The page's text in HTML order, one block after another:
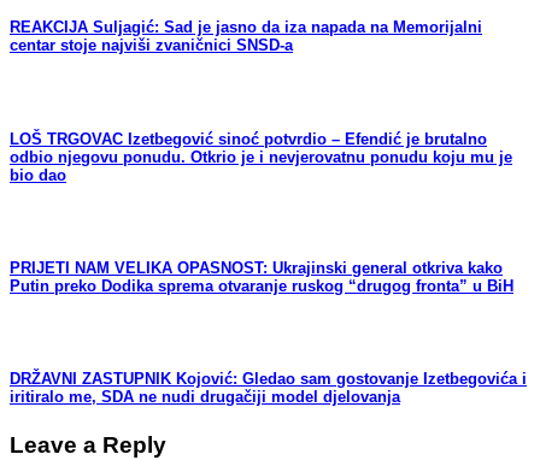
REAKCIJA Suljagić: Sad je jasno da iza napada na Memorijalni
centar stoje najviši zvaničnici SNSD-a
LOŠ TRGOVAC Izetbegović sinoć potvrdio – Efendić je brutalno
odbio njegovu ponudu. Otkrio je i nevjerovatnu ponudu koju mu je
bio dao
PRIJETI NAM VELIKA OPASNOST: Ukrajinski general otkriva kako
Putin preko Dodika sprema otvaranje ruskog “drugog fronta” u BiH
DRŽAVNI ZASTUPNIK Kojović: Gledao sam gostovanje Izetbegovića i
iritiralo me, SDA ne nudi drugačiji model djelovanja
Leave a Reply